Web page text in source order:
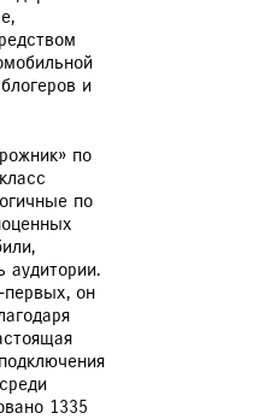
и
по
по
аудитории.
первых, он
1335